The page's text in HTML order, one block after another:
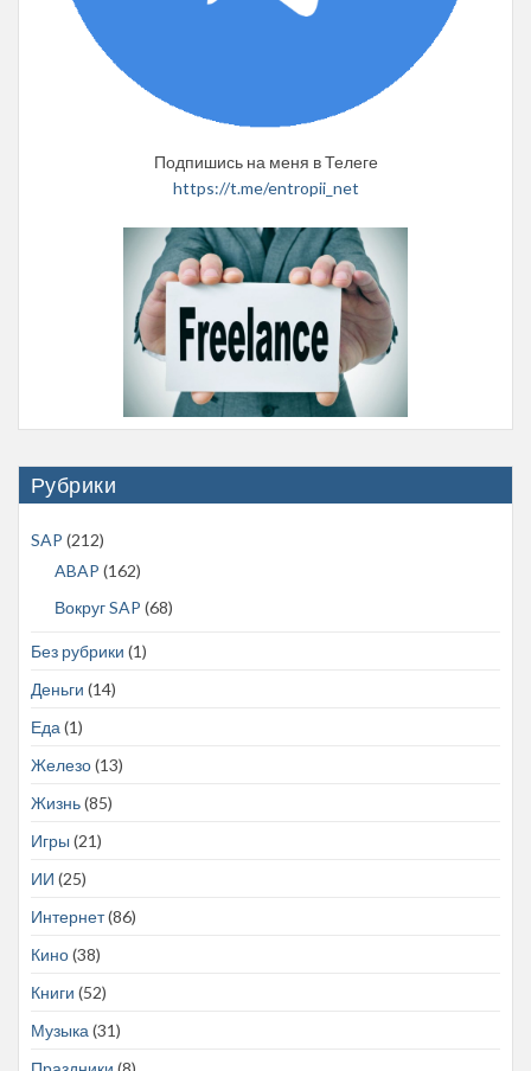
Подпишись на меня в Телеге
https://t.me/entropii_net
Рубрики
SAP (212)
ABAP (162)
Вокруг SAP (68)
Без рубрики (1)
Деньги (14)
Еда(1)
Железо(13)
Жизнь(85)
Игры (21)
ИИ (25)
Интернет(86)
Кино(38)
Книги (52)
Музыка(31)